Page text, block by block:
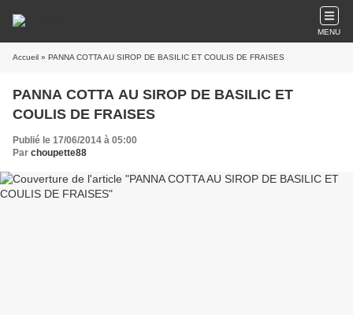
MENU
Accueil » PANNA COTTA AU SIROP DE BASILIC ET COULIS DE FRAISES
PANNA COTTA AU SIROP DE BASILIC ET
COULIS DE FRAISES
Publié le 17/06/2014 à 05:00
Par choupette88